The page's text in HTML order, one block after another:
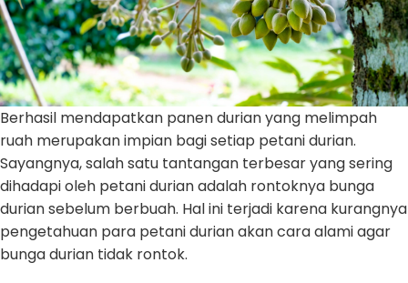
Berhasil mendapatkan panen durian yang melimpah
ruah merupakan impian bagi setiap petani durian.
Sayangnya, salah satu tantangan terbesar yang sering
dihadapi oleh petani durian adalah rontoknya bunga
durian sebelum berbuah. Hal ini terjadi karena kurangnya
pengetahuan para petani durian akan cara alami agar
bunga durian tidak rontok.